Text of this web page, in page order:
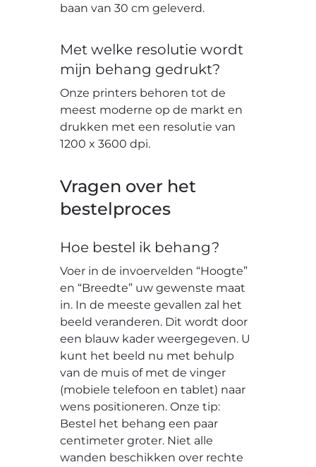
baan van 30 cm geleverd.
Met welke resolutie wordt
mijn behang gedrukt?
Onze printers behoren tot de
meest moderne op de markt en
drukken met een resolutie van
1200 x 3600 dpi.
Vragen over het
bestelproces
Hoe bestel ik behang?
Voer in de invoervelden “Hoogte”
en “Breedte” uw gewenste maat
in. In de meeste gevallen zal het
beeld veranderen. Dit wordt door
een blauw kader weergegeven. U
kunt het beeld nu met behulp
van de muis of met de vinger
(mobiele telefoon en tablet) naar
wens positioneren. Onze tip:
Bestel het behang een paar
centimeter groter. Niet alle
wanden beschikken over rechte